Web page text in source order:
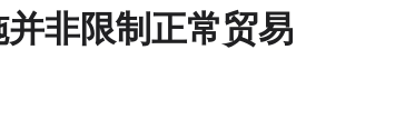
非限制正常贸易